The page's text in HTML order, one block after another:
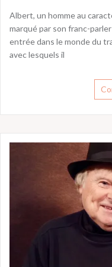
Albert, un homme au
marqué par son franc-
entrée dans le monde du
avec lesquels il